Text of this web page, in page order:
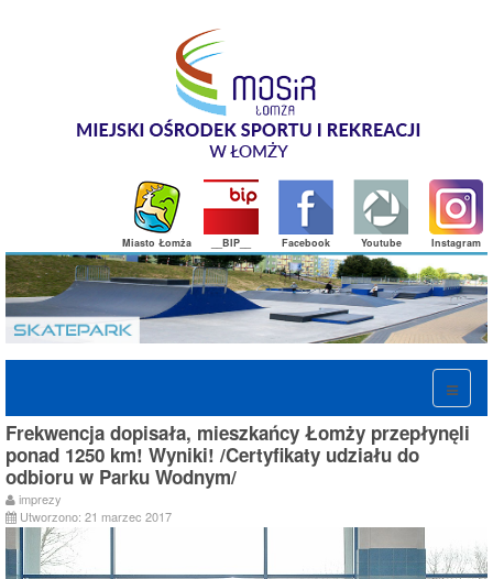
Instagram
Youtube
Facebook
__BIP__
Miasto Łomża
Frekwencja dopisała, mieszkańcy Łomży przepłynęli
ponad 1250 km! Wyniki! /Certyfikaty udziału do
odbioru w Parku Wodnym/
imprezy
Utworzono: 21 marzec 2017